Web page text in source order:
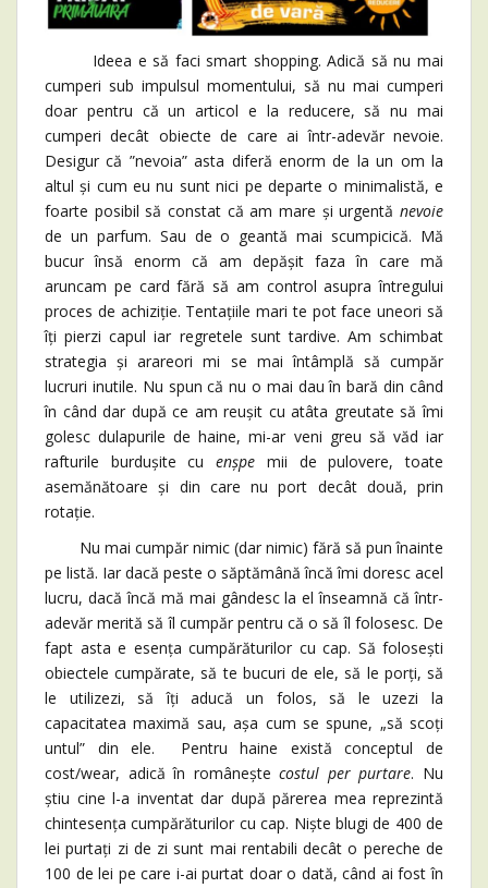
Ideea e să faci smart shopping. Adică să nu mai
cumperi sub impulsul momentului, să nu mai cumperi
doar pentru că un articol e la reducere, să nu mai
cumperi decât obiecte de care ai într-adevăr nevoie.
Desigur că ”nevoia” asta diferă enorm de la un om la
altul și cum eu nu sunt nici pe departe o minimalistă, e
foarte posibil să constat că am mare și urgentă nevoie
de un parfum. Sau de o geantă mai scumpicică. Mă
bucur însă enorm că am depășit faza în care mă
aruncam pe card fără să am control asupra întregului
proces de achiziție. Tentațiile mari te pot face uneori să
îți pierzi capul iar regretele sunt tardive. Am schimbat
strategia și arareori mi se mai întâmplă să cumpăr
lucruri inutile. Nu spun că nu o mai dau în bară din când
în când dar după ce am reușit cu atâta greutate să îmi
golesc dulapurile de haine, mi-ar veni greu să văd iar
rafturile burdușite cuenșpe mii de pulovere, toate
asemănătoare și din care nu port decât două, prin
rotație.
Nu mai cumpăr nimic (dar nimic) fără să pun înainte
pe listă. Iar dacă peste o săptămână încă îmi doresc acel
lucru, dacă încă mă mai gândesc la el înseamnă că într-
adevăr merită să îl cumpăr pentru că o să îl folosesc. De
fapt asta e esența cumpărăturilor cu cap. Să folosești
obiectele cumpărate, să te bucuri de ele, să le porți, să
le utilizezi, să îți aducă un folos, să le uzezi la
capacitatea maximă sau, așa cum se spune, „să scoți
untul” din ele. Pentru haine există conceptul de
cost/wear, adică în româneștecostul per purtare. Nu
știu cine l-a inventat dar după părerea mea reprezintă
chintesența cumpărăturilor cu cap. Niște blugi de 400 de
lei purtați zi de zi sunt mai rentabili decât o pereche de
100 de lei pe care i-ai purtat doar o dată, când ai fost în